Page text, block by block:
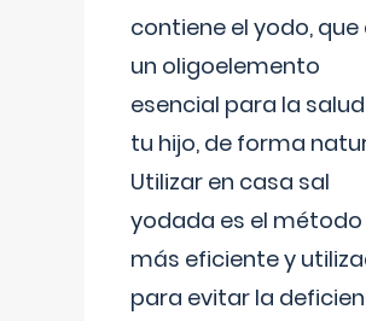
contiene el yodo, que
un oligoelemento
esencial para la
tu hijo, de forma
Utilizar en casa sal
yodada es el método
más eficiente y
para evitar la